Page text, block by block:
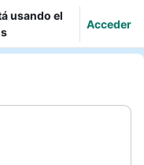
usando el
Acceder